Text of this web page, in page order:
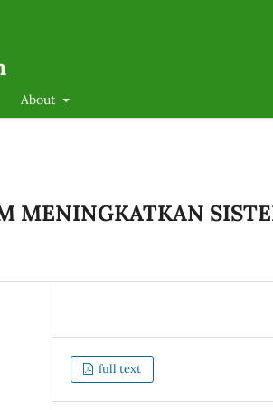
About
MENINGKATKAN
full text